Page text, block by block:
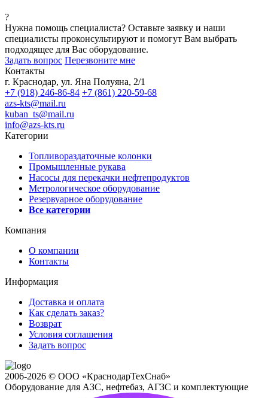
?
Нужна помощь специалиста? Оставьте заявку и наши
специалисты проконсультируют и помогут Вам выбрать
подходящее для Вас оборудование.
Задать вопрос Перезвоните мне
Контакты
г. Краснодар, ул. Яна Полуяна, 2/1
+7 (918) 246-86-84 +7 (861) 220-59-68
azs-kts@mail.ru
kuban_ts@mail.ru
info@azs-kts.ru
Категории
Топливораздаточные колонки
Промышленные рукава
Насосы для перекачки нефтепродуктов
Метрологическое оборудование
Резервуарное оборудование
Все категории
Компания
О компании
Контакты
Информация
Доставка и оплата
Как сделать заказ?
Возврат
Условия соглашения
Задать вопрос
2006-2026 © ООО «КраснодарТехСнаб»
Оборудование для АЗС, нефтебаз, АГЗС и комплектующие